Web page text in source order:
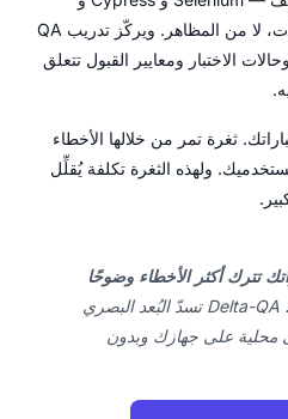
Playwright تتحقق من السلوكيات، لا من المظاهر. ويركّز تدريب QA
الاختبار ومعايير القبول تتعلق
ثغرة تمر من خلالها الأخطاء
ولهذه الثغرة تكلفة يُقلِّل
تترك أكثر الأخطاء وضوحًا
Delta-QA تسدّ البُعد البصري
محلية على جهازك وبدون